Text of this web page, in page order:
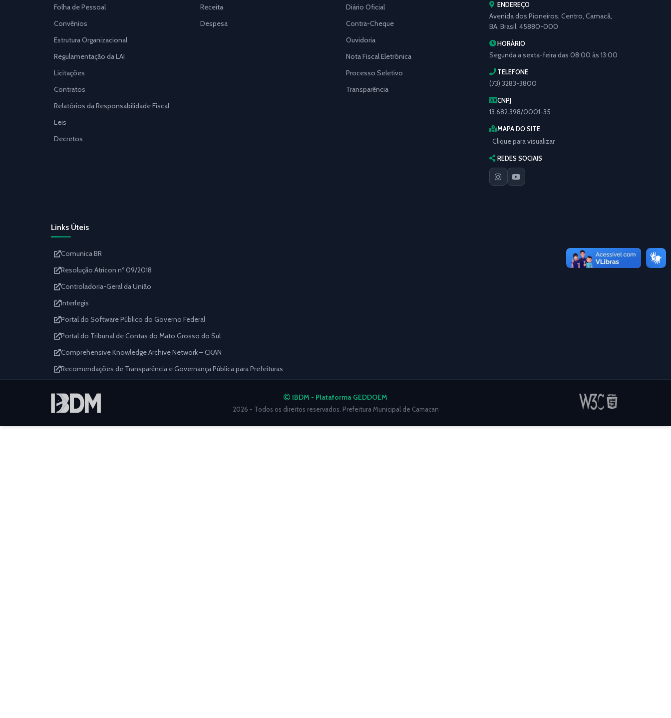
Folha de Pessoal
Convênios
Estrutura Organizacional
Regulamentação da LAI
Licitações
Contratos
Relatórios da Responsabilidade Fiscal
Leis
Decretos
Receita
Despesa
Diário Oficial
Contra-Cheque
Ouvidoria
Nota Fiscal Eletrônica
Processo Seletivo
Transparência
ENDEREÇO
Avenida dos Pioneiros, Centro, Camacã,
BA, Brasil, 45880-000
HORÁRIO
Segunda a sexta-feira das 08:00 às 13:00
TELEFONE
(73) 3283-3800
CNPJ
13.682.398/0001-35
MAPA DO SITE
Clique para visualizar
REDES SOCIAIS
Links Úteis
Comunica BR
Resolução Atricon nº 09/2018
Controladoria-Geral da União
Interlegis
Portal do Software Público do Governo Federal
Portal do Tribunal de Contas do Mato Grosso do Sul
Comprehensive Knowledge Archive Network – CKAN
Recomendações de Transparência e Governança Pública para Prefeituras
IBDM - Plataforma GEDDOEM
2026 - Todos os direitos reservados. Prefeitura Municipal de Camacan